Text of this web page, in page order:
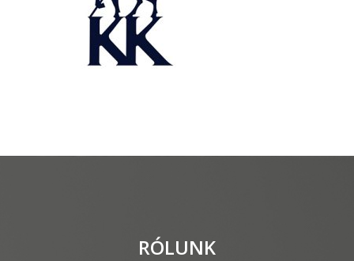
RÓLUNK